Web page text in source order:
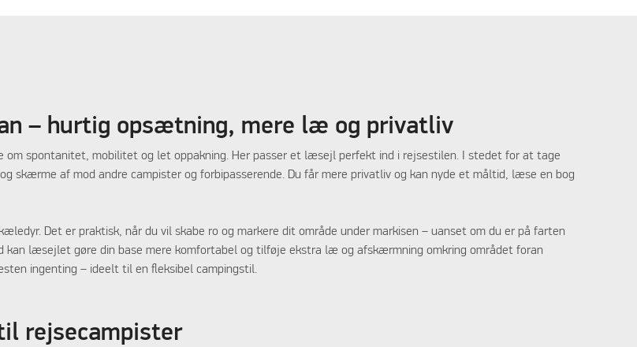
– hurtig opsætning, mere læ og privatliv
om spontanitet, mobilitet og let oppakning. Her passer et læsejl perfekt ind i rejsestilen. I stedet for at tage
skærme af mod andre campister og forbipasserende. Du får mere privatliv og kan nyde et måltid, læse en bog
Det er praktisk, når du vil skabe ro og markere dit område under markisen – uanset om du er på farten
kan læsejlet gøre din base mere komfortabel og tilføje ekstra læ og afskærmning omkring området foran
ingenting – ideelt til en fleksibel campingstil.
rejsecampister